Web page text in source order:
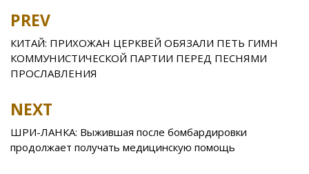
b
o
o
k
kl
as
u
r
st u A
p
Post
navigation
PREV
КИТАЙ: ПРИХОЖАН ЦЕРКВЕЙ ОБЯЗАЛИ ПЕТЬ ГИМН
КОММУНИСТИЧЕСКОЙ ПАРТИИ ПЕРЕД ПЕСНЯМИ
ПРОСЛАВЛЕНИЯ
NEXT
ШРИ-ЛАНКА: Выжившая после бомбардировки
продолжает получать медицинскую помощь